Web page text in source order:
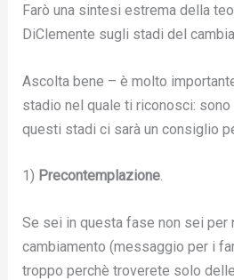
Farò una sintesi estrema della
DiClemente sugli stadi del
Ascolta bene – è molto
stadio nel quale ti riconosci:
questi stadi ci sarà un consiglio
1) Precontemplazione.
Se sei in questa fase non sei per
cambiamento (messaggio per i
troppo perchè troverete solo